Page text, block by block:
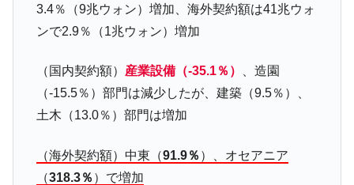
『Money1』
在韓米国大使スティールが着韓！⇒ さっそ
く空港に詰めかけ「出て行け！」「極右勢力」のプラカー
『Money1』
韓国政府「2035年までに18.4GW規模のAIデ
ータセンター整備」⇒ だから無理だってば。
『Money1』
JPモルガン「韓国レバレッジETFの清算は
『Money1』
韓国『国民年金公団』株価暴落で200兆蒸
3.4％（9兆ウォン）増加、海外契約額は41兆ウォ
ンで2.9％（1兆ウォン）増加
（国内契約額） 産業設備（-35.1％）
、造園
（-15.5％）部門は減少したが、建築（9.5％）、
土木（13.0％）部門は増加
（海外契約額）中東（91.9％ ）、オセアニア
（318.3％ ）で増加